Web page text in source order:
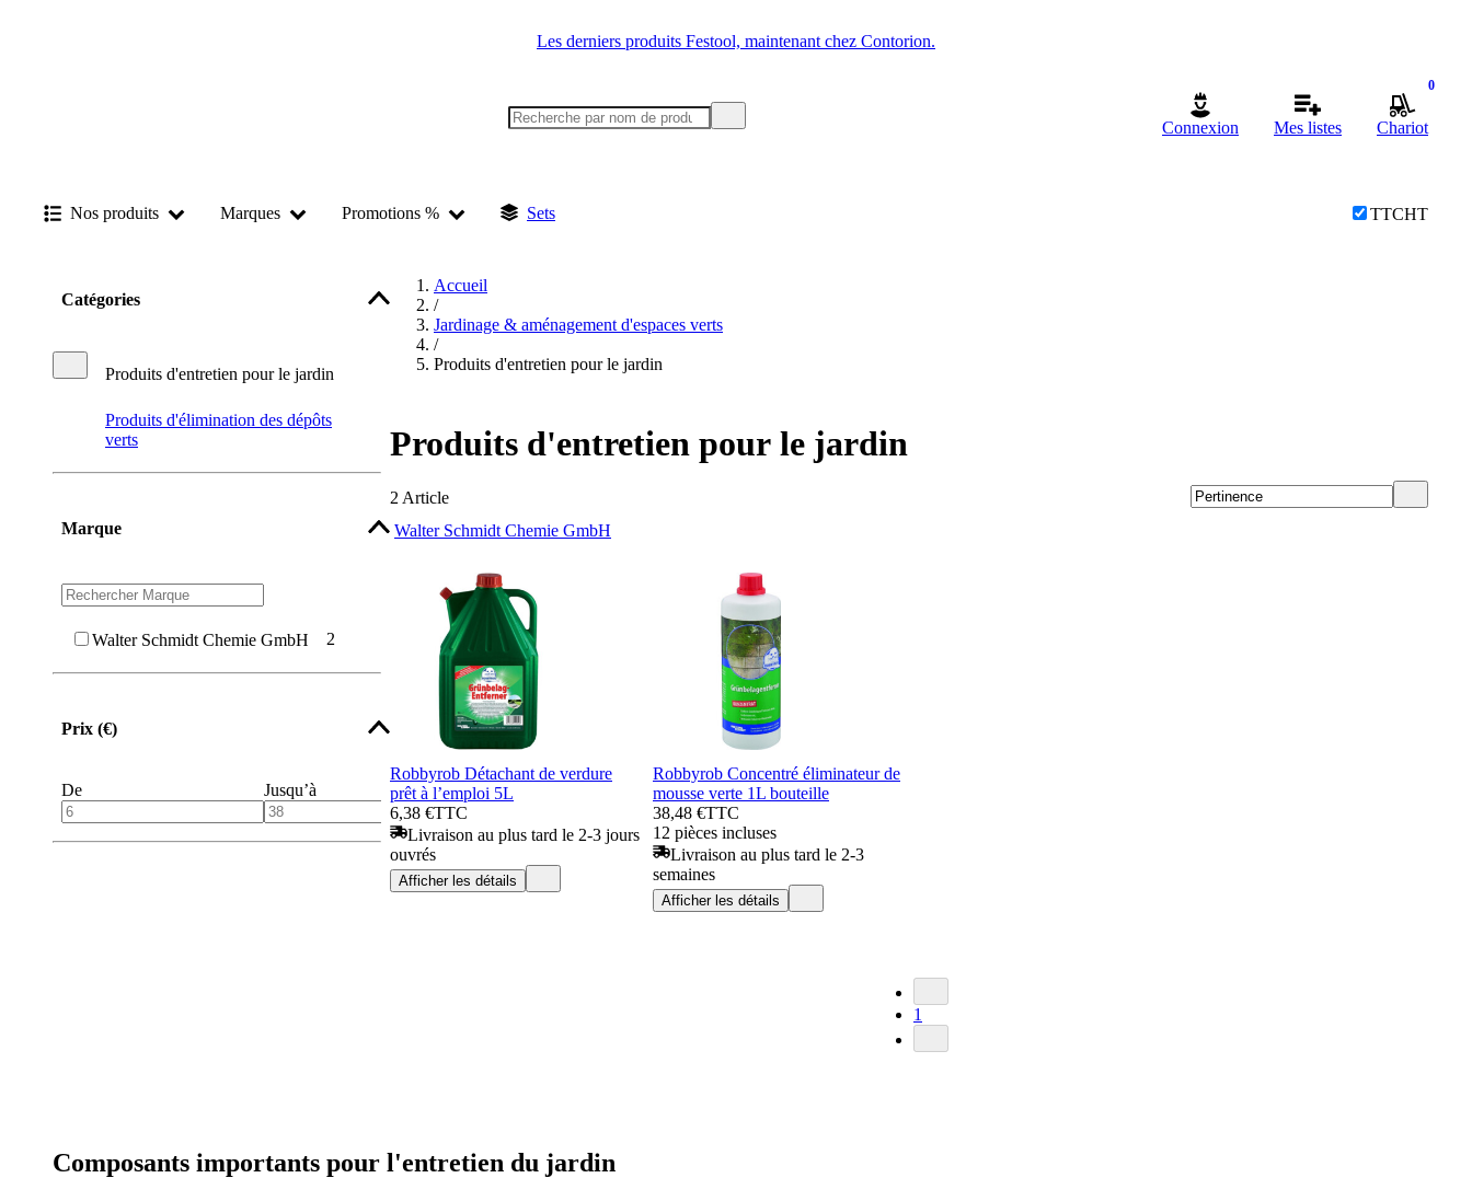
Les derniers produits Festool, maintenant chez Contorion.
Connexion Mes listes
0
Chariot
Nos produits Marques Promotions % Sets TTCHT
Catégories
Produits d'entretien pour le jardin
Produits d'élimination des dépôts
verts
Marque
Walter Schmidt Chemie GmbH 2
Prix (€)
De Jusqu’à
Accueil
/
Jardinage & aménagement d'espaces verts
/
Produits d'entretien pour le jardin
Produits d'entretien pour le jardin
2 Article
Walter Schmidt Chemie GmbH
Robbyrob Détachant de verdure
prêt à l’emploi 5L
6,38 €TTC
Livraison au plus tard le 2-3 jours
ouvrés
Afficher les détails
Robbyrob Concentré éliminateur de
mousse verte 1L bouteille
38,48 €TTC
12 pièces incluses
Livraison au plus tard le 2-3
semaines
Afficher les détails
1
Composants importants pour l'entretien du jardin